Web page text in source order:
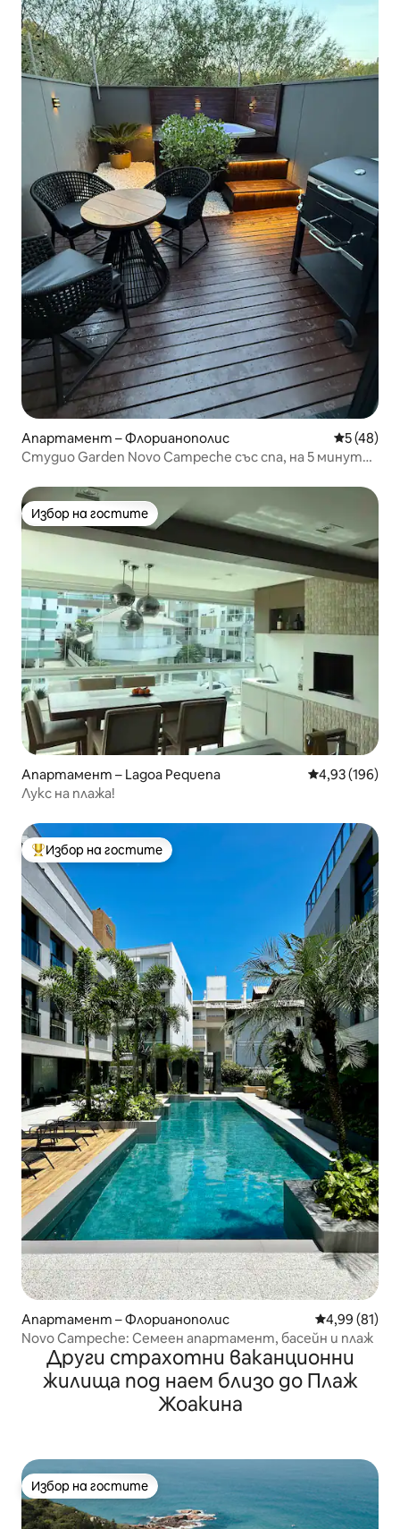
Апартамент – Флорианополис Средна
5 (48)
Студио Garden Novo Campeche със спа, на 5 минути
Избор на гостите
Избор на гостите
Апартамент – Lagoa Pequena Средна
4,93 (196)
Лукс на плажа!
Най-популярен избор на гостите
Избор на гостите
Апартамент – Флорианополис Средна
4,99 (81)
Novo Campeche: Семеен апартамент, басейн и плаж
Други страхотни ваканционни
жилища под наем близо до Плаж
Жоакина
Избор на гостите
Избор на гостите